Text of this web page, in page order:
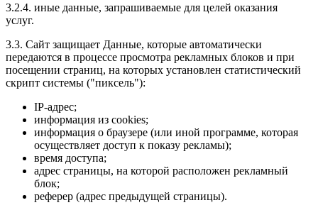
3.2.4. иные данные, запрашиваемые для целей оказания
услуг.
3.3. Сайт защищает Данные, которые автоматически
передаются в процессе просмотра рекламных блоков и при
посещении страниц, на которых установлен статистический
скрипт системы ("пиксель"):
IP-адрес;
информация из cookies;
информация о браузере (или иной программе, которая
осуществляет доступ к показу рекламы);
время доступа;
адрес страницы, на которой расположен рекламный
блок;
реферер (адрес предыдущей страницы).